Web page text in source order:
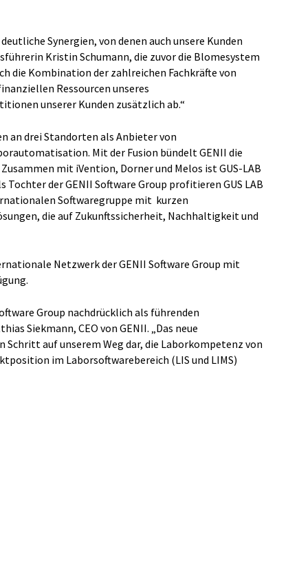
Synergien, von denen auch unsere Kunden
Kristin Schumann, die zuvor die Blomesystem
die Kombination der zahlreichen Fachkräfte von
Ressourcen unseres
unserer Kunden zusätzlich ab.“
an drei Standorten als Anbieter von
Mit der Fusion bündelt GENII die
mit iVention, Dorner und Melos ist GUS-LAB
der GENII Software Group profitieren GUS LAB
Softwaregruppe mit kurzen
die auf Zukunftssicherheit, Nachhaltigkeit und
Netzwerk der GENII Software Group mit
Group nachdrücklich als führenden
Siekmann, CEO von GENII. „Das neue
auf unserem Weg dar, die Laborkompetenz von
im Laborsoftwarebereich (LIS und LIMS)